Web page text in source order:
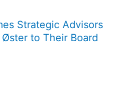
Strategic Advisors
to Their Board